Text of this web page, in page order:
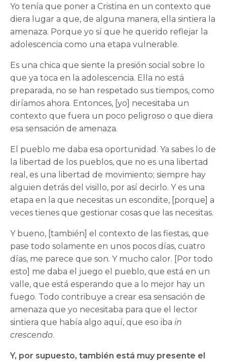
Yo tenía que poner a Cristina en un contexto que
diera lugar a que, de alguna manera, ella sintiera la
amenaza. Porque yo sí que he querido reflejar la
adolescencia como una etapa vulnerable.
Es una chica que siente la presión social sobre lo
que ya toca en la adolescencia. Ella no está
preparada, no se han respetado sus tiempos, como
diríamos ahora. Entonces, [yo] necesitaba un
contexto que fuera un poco peligroso o que diera
esa sensación de amenaza.
El pueblo me daba esa oportunidad. Ya sabes lo de
la libertad de los pueblos, que no es una libertad
real, es una libertad de movimiento; siempre hay
alguien detrás del visillo, por así decirlo. Y es una
etapa en la que necesitas un escondite, [porque] a
veces tienes que gestionar cosas que las necesitas.
Y bueno, [también] el contexto de las fiestas, que
pase todo solamente en unos pocos días, cuatro
días, me parece que son. Y mucho calor. [Por todo
esto] me daba el juego el pueblo, que está en un
valle, que está esperando que a lo mejor hay un
fuego. Todo contribuye a crear esa sensación de
amenaza que yo necesitaba para que el lector
sintiera que había algo aquí, que eso iba in
crescendo.
Y, por supuesto, también está muy presente el